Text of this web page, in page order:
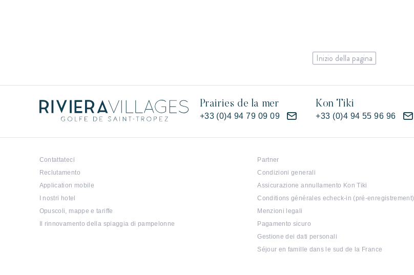
Inizio della pagina
Prairies de la mer
+33 (0)4 94 79 09 09
Kon Tiki
+33 (0)4 94 55 96 96
Contattateci
Reclutamento
Application mobile
I nostri hotel
Opuscoli, mappe e tariffe
Il rinnovamento della spiaggia di pampelonne
Partner
Condizioni generali
Assicurazione annullamento Kon Tiki
Conditions générales echeck-in (pré-enregistrement)
Menzioni legali
Pagamento sicuro
Gestione dei dati personali
Séjour en famille dans le sud de la France